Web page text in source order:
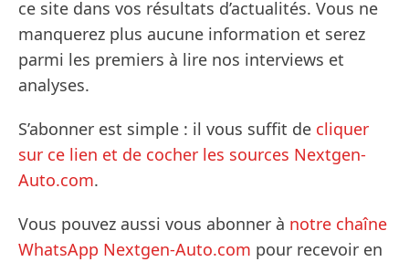
ce site dans vos résultats d’actualités. Vous ne
manquerez plus aucune information et serez
parmi les premiers à lire nos interviews et
analyses.
S’abonner est simple : il vous suffit de cliquer
sur ce lien et de cocher les sources Nextgen-
Auto.com.
Vous pouvez aussi vous abonner à notre chaîne
WhatsApp Nextgen-Auto.com pour recevoir en